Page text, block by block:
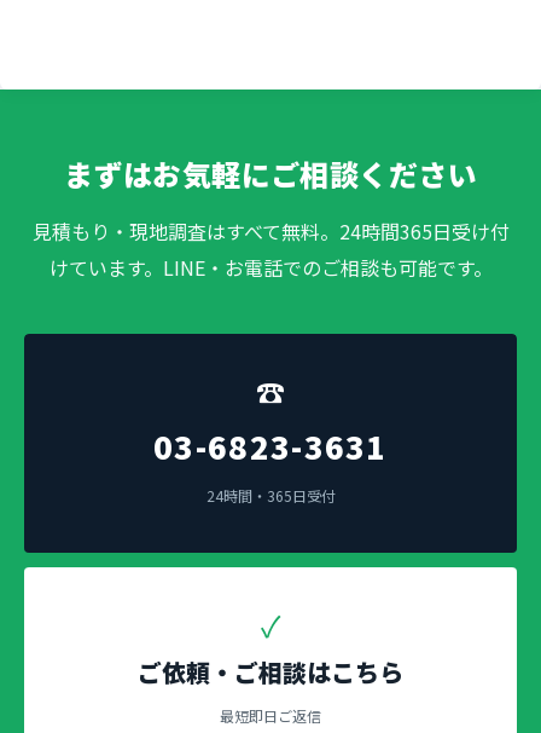
まずはお気軽にご相談ください
見積もり・現地調査はすべて無料。24時間365日受け付
けています。LINE・お電話でのご相談も可能です。
☎
03-6823-3631
24時間・365日受付
✓
ご依頼・ご相談はこちら
最短即日ご返信